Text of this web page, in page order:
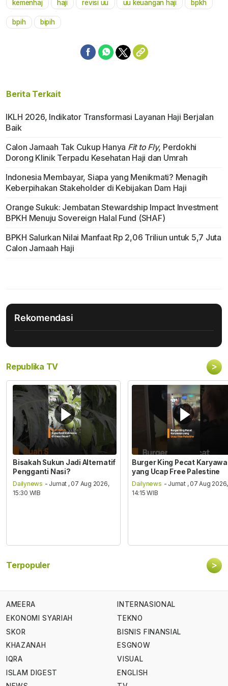
Mute
kemenhaj haji revisi uu uu keuangan haji bpkh
bpih bipih
Berita Terkait
IKLH 2026, Indikator Transformasi Layanan Haji Berjalan
Baik
Calon Jamaah Tak Cukup Hanya Fit to Fly, Perdokhi
Dorong Klinik Terpadu Kesehatan Haji dan Umrah
Indonesia Membayar, Siapa yang Menikmati? Menagih
Keberpihakan Stakeholder di Kebijakan Dam Haji
Orange Sukuk: Jembatan Stewardship Impact Investment
BPKH Menuju Sovereign Halal Fund (SHAF)
BPKH Salurkan Nilai Manfaat Rp 2,06 Triliun untuk 5,7 Juta
Calon Jamaah Haji
Rekomendasi
Republika TV >
Bisakah Sukun Jadi Alternatif
Pengganti Nasi?
Dailynews - Jumat , 07 Aug 2026,
15:30 WIB
Burger King Pecat
yang Ucap Free Palestine
Dailynews - Jumat , 07 Aug 2026,
14:15 WIB
Terpopuler >
AMEERA
EKONOMI SYARIAH
SKOR
KHAZANAH
IQRA
ISLAM DIGEST
INTERNASIONAL
TEKNO
BISNIS FINANSIAL
ESGNOW
VISUAL
ENGLISH